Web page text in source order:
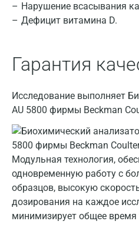
Нарушение всасывания
Дефицит витамина D.
Гарантия
Исследование выполняет
AU 5800 фирмы Beckman
Модульная технология,
одновременную работу с
образцов, высокую
дозирования на каждое
минимизирует общее время
Брянск
Видное
Волгоград
Волжский
Вологда
Воронеж
Гатчина